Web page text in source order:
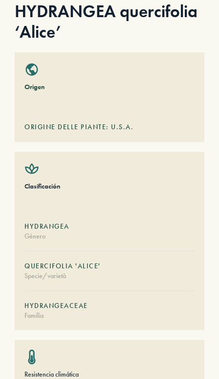
HYDRANGEA quercifolia
‘Alice’
Origen
ORIGINE DELLE PIANTE: U.S.A.
Clasificación
HYDRANGEA
Género
QUERCIFOLIA 'ALICE'
Specie/varietà
HYDRANGEACEAE
Familia
Resistencia climática